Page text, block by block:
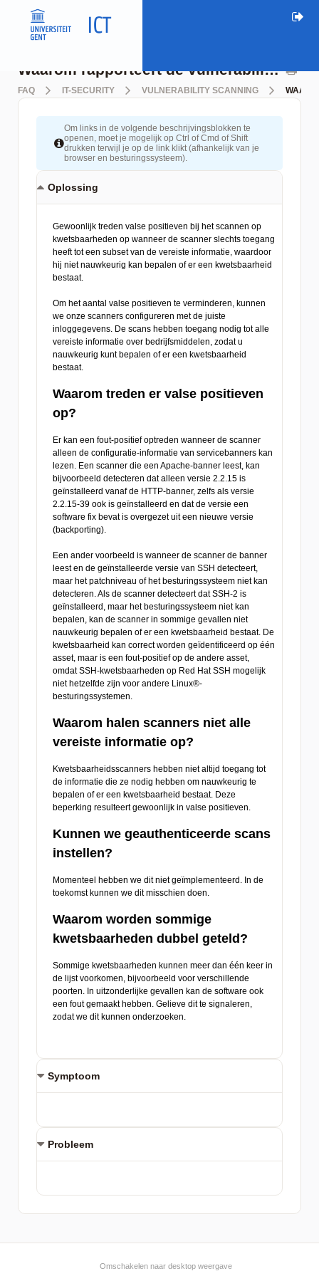
Waarom rapporteert de vulnerability scanner verkeerde informatie?
FAQ IT-SECURITY VULNERABILITY SCANNING
Om links in de volgende beschrijvingsblokken te
openen, moet je mogelijk op Ctrl of Cmd of Shift
drukken terwijl je op de link klikt (afhankelijk van je
browser en besturingssysteem).
Oplossing
Symptoom
Probleem
Omschakelen naar desktop weergave